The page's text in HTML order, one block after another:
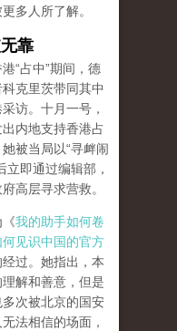
多人所了解。
靠
“占中”期间，德
克里茨带同其中
访。十月一号，
内地支持香港占
被当局以“寻衅闹
立即通过编辑部，
高层寻求营救。
我的助手如何卷
见识中国的官方
过。她指出，本
解和善意，但是
次被北京的国安
法相信的场面，